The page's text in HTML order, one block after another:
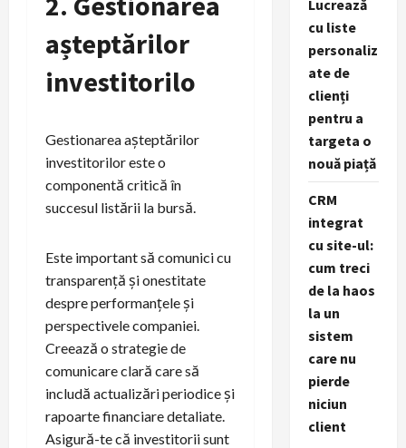
așteptărilor
investitorilo
Gestionarea așteptărilor
investitorilor este o
componentă critică în
succesul listării la bursă.
Este important să comunici cu
transparență și onestitate
despre performanțele și
perspectivele companiei.
Creează o strategie de
comunicare clară care să
includă actualizări periodice și
rapoarte financiare detaliate.
Asigură-te că investitorii sunt
Lucrează
cu liste
personaliz
ate de
clienți
pentru a
targeta o
nouă piață
CRM
integrat
cu site-ul:
cum treci
de la haos
la un
sistem
care nu
pierde
niciun
client